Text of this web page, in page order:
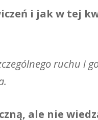
i jak w tej
ruchu i
ale nie